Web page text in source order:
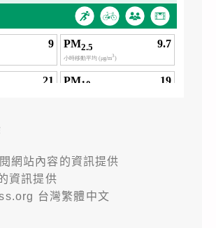
網站內容的資訊提供
資訊提供
台灣繁體中文